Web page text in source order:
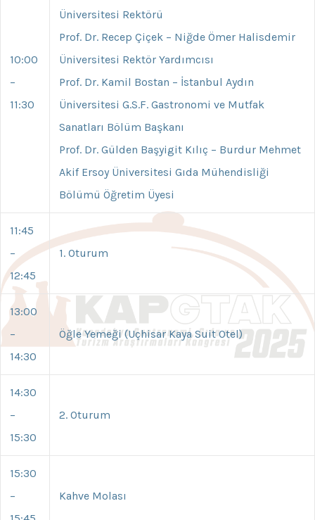
10:00
–
11:30
Üniversitesi Rektörü
Prof. Dr. Recep Çiçek – Niğde Ömer Halisdemir
Üniversitesi Rektör Yardımcısı
Prof. Dr. Kamil Bostan – İstanbul Aydın
Üniversitesi G.S.F. Gastronomi ve Mutfak
Sanatları Bölüm Başkanı
Prof. Dr. Gülden Başyigit Kılıç – Burdur Mehmet
Akif Ersoy Üniversitesi Gıda Mühendisliği
Bölümü Öğretim Üyesi
11:45
–
12:45
1. Oturum
13:00
–
14:30
Öğle Yemeği (Uçhisar Kaya Suit Otel)
14:30
–
15:30
2. Oturum
15:30
–
Kahve Molası